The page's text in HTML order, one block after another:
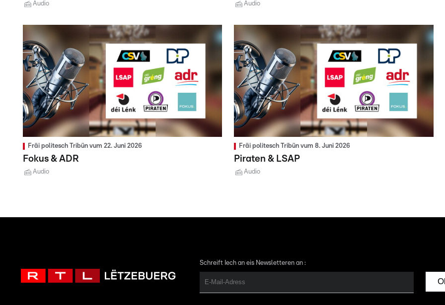
Audio Audio
Fräi politesch Tribün vum 22. Juni 2026
Fokus & ADR
Audio
Fräi politesch Tribün vum 8. Juni 2026
Piraten & LSAP
Audio
Schreift Iech an eis Newsletteren an :